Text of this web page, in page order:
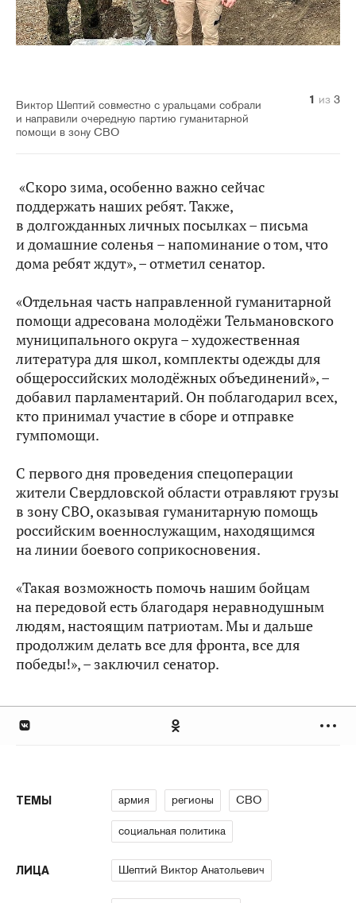
Виктор Шептий совместно с уральцами собрали
и направили очередную партию гуманитарной
помощи в зону СВО
1 из 3
2 из 3
3 из 3
«Скоро зима, особенно важно сейчас
поддержать наших ребят. Также,
в долгожданных личных посылках – письма
и домашние соленья – напоминание о том, что
дома ребят ждут», – отметил сенатор.
«Отдельная часть направленной гуманитарной
помощи адресована молодёжи Тельмановского
муниципального округа – художественная
литература для школ, комплекты одежды для
общероссийских молодёжных объединений», –
добавил парламентарий. Он поблагодарил всех,
кто принимал участие в сборе и отправке
гумпомощи.
С первого дня проведения спецоперации
жители Свердловской области отравляют грузы
в зону СВО, оказывая гуманитарную помощь
российским военнослужащим, находящимся
на линии боевого соприкосновения.
«Такая возможность помочь нашим бойцам
на передовой есть благодаря неравнодушным
людям, настоящим патриотам. Мы и дальше
продолжим делать все для фронта, все для
победы!», – заключил сенатор.
ТЕМЫ армия регионы СВО
социальная политика
ЛИЦА Шептий Виктор Анатольевич